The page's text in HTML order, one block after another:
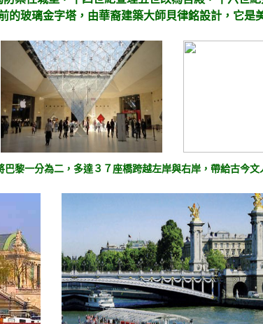
的玻璃金字塔，由華裔建築大師貝律銘設計，它
黎一分為二，多達３７座橋跨越左岸與右岸，帶給古今